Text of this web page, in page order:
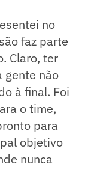
no
faz parte
Claro, ter
gente não
à final. Foi
o time,
para
objetivo
nunca